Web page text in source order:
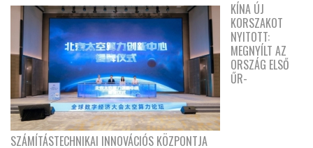
KÍNA ÚJ
KORSZAKOT
NYITOTT:
MEGNYÍLT AZ
ORSZÁG ELSŐ
ŰR-
SZÁMÍTÁSTECHNIKAI INNOVÁCIÓS KÖZPONTJA